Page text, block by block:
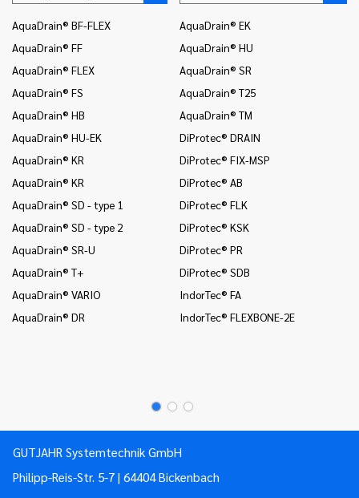
AquaDrain® BF-FLEX
AquaDrain® FF
AquaDrain® FLEX
AquaDrain® FS
AquaDrain® HB
AquaDrain® HU-EK
AquaDrain® KR
AquaDrain® KR
AquaDrain® SD - type 1
AquaDrain® SD - type 2
AquaDrain® SR-U
AquaDrain® T+
AquaDrain® VARIO
AquaDrain® DR
AquaDrain® EK
AquaDrain® HU
AquaDrain® SR
AquaDrain® T25
AquaDrain® TM
DiProtec® DRAIN
DiProtec® FIX-MSP
DiProtec® AB
DiProtec® FLK
DiProtec® KSK
DiProtec® PR
DiProtec® SDB
IndorTec® FA
IndorTec® FLEXBONE-2E
GUTJAHR Systemtechnik GmbH
Philipp-Reis-Str. 5-7 | 64404 Bickenbach